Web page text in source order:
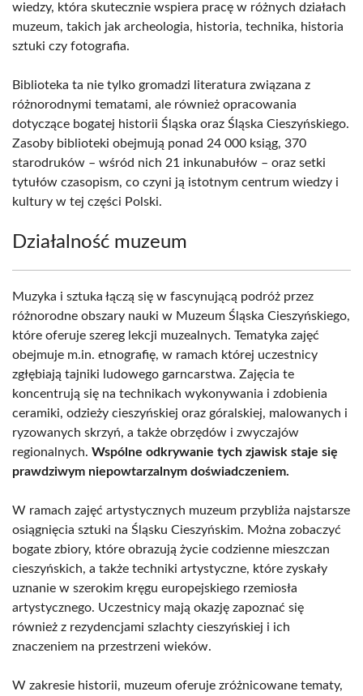
wiedzy, która skutecznie wspiera pracę w różnych działach
muzeum, takich jak archeologia, historia, technika, historia
sztuki czy fotografia.
Biblioteka ta nie tylko gromadzi literatura związana z
różnorodnymi tematami, ale również opracowania
dotyczące bogatej historii Śląska oraz Śląska Cieszyńskiego.
Zasoby biblioteki obejmują ponad 24 000 ksiąg, 370
starodruków – wśród nich 21 inkunabułów – oraz setki
tytułów czasopism, co czyni ją istotnym centrum wiedzy i
kultury w tej części Polski.
Działalność muzeum
Muzyka i sztuka łączą się w fascynującą podróż przez
różnorodne obszary nauki w Muzeum Śląska Cieszyńskiego,
które oferuje szereg lekcji muzealnych. Tematyka zajęć
obejmuje m.in. etnografię, w ramach której uczestnicy
zgłębiają tajniki ludowego garncarstwa. Zajęcia te
koncentrują się na technikach wykonywania i zdobienia
ceramiki, odzieży cieszyńskiej oraz góralskiej, malowanych i
ryzowanych skrzyń, a także obrzędów i zwyczajów
regionalnych. Wspólne odkrywanie tych zjawisk staje się
prawdziwym niepowtarzalnym doświadczeniem.
W ramach zajęć artystycznych muzeum przybliża najstarsze
osiągnięcia sztuki na Śląsku Cieszyńskim. Można zobaczyć
bogate zbiory, które obrazują życie codzienne mieszczan
cieszyńskich, a także techniki artystyczne, które zyskały
uznanie w szerokim kręgu europejskiego rzemiosła
artystycznego. Uczestnicy mają okazję zapoznać się
również z rezydencjami szlachty cieszyńskiej i ich
znaczeniem na przestrzeni wieków.
W zakresie historii, muzeum oferuje zróżnicowane tematy,